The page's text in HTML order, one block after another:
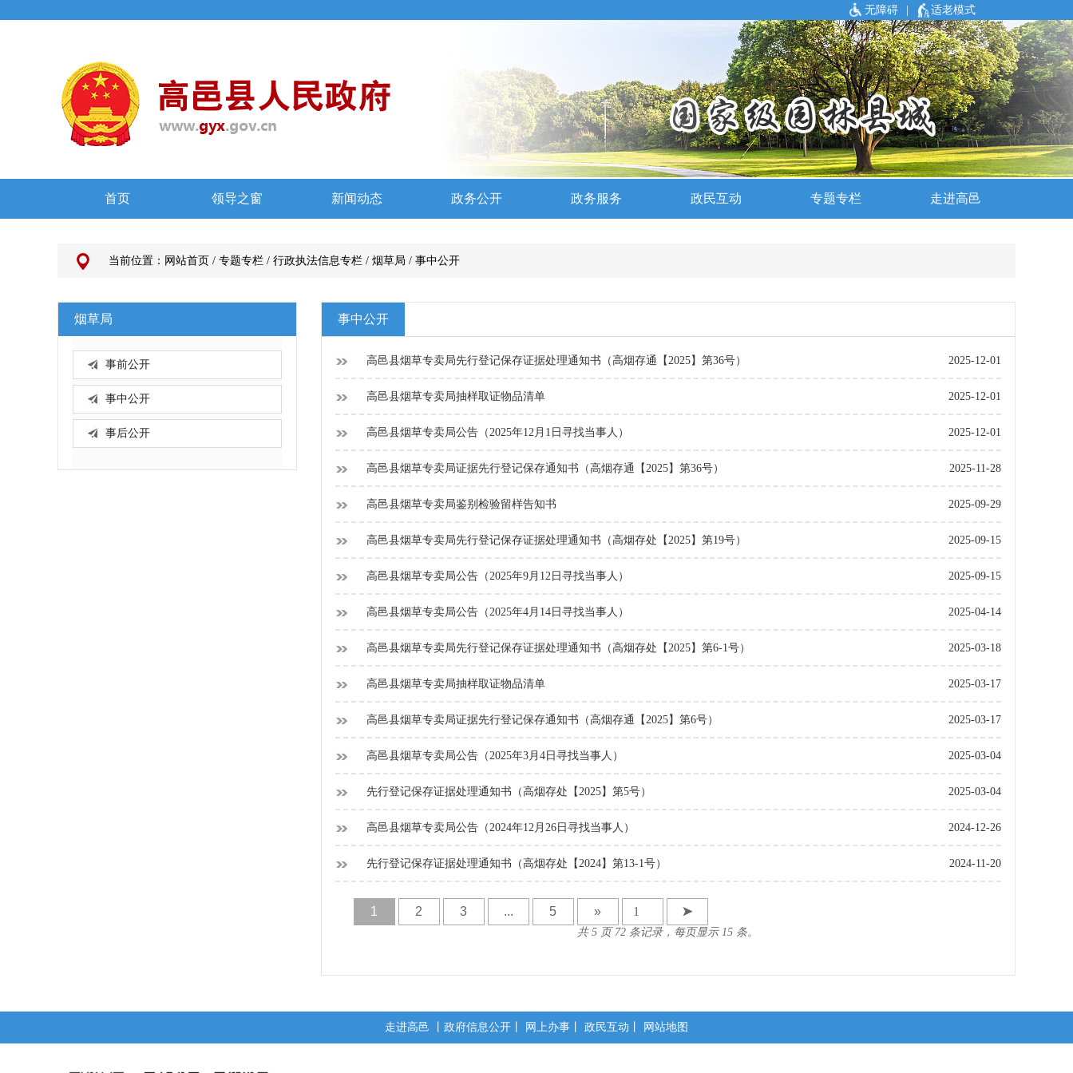
无障碍 适老模式
当前位置： 网站首页 / 专题专栏 / 行政执法信息专栏 / 烟草局 / 事中公开
烟草局
事前公开
事中公开
事后公开
事中公开
高邑县烟草专卖局先行登记保存证据处理通知书（高烟存通【2025】第36号） 2025-12-01
高邑县烟草专卖局抽样取证物品清单 2025-12-01
高邑县烟草专卖局公告（2025年12月1日寻找当事人） 2025-12-01
高邑县烟草专卖局证据先行登记保存通知书（高烟存通【2025】第36号） 2025-11-28
高邑县烟草专卖局鉴别检验留样告知书 2025-09-29
高邑县烟草专卖局先行登记保存证据处理通知书（高烟存处【2025】第19号） 2025-09-15
高邑县烟草专卖局公告（2025年9月12日寻找当事人） 2025-09-15
高邑县烟草专卖局公告（2025年4月14日寻找当事人） 2025-04-14
高邑县烟草专卖局先行登记保存证据处理通知书（高烟存处【2025】第6-1号） 2025-03-18
高邑县烟草专卖局抽样取证物品清单 2025-03-17
高邑县烟草专卖局证据先行登记保存通知书（高烟存通【2025】第6号） 2025-03-17
高邑县烟草专卖局公告（2025年3月4日寻找当事人） 2025-03-04
先行登记保存证据处理通知书（高烟存处【2025】第5号） 2025-03-04
高邑县烟草专卖局公告（2024年12月26日寻找当事人） 2024-12-26
先行登记保存证据处理通知书（高烟存处【2024】第13-1号） 2024-11-20
1 2 3 ... 5 » ➤
共 5 页 72 条记录，每页显示 15 条。